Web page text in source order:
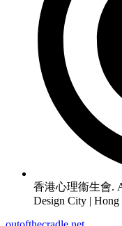
香港心理衞生會.
Design City |